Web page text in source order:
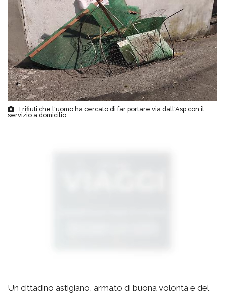
I rifiuti che l'uomo ha cercato di far portare via dall'Asp con il
servizio a domicilio
Un cittadino astigiano, armato di buona volontà e del